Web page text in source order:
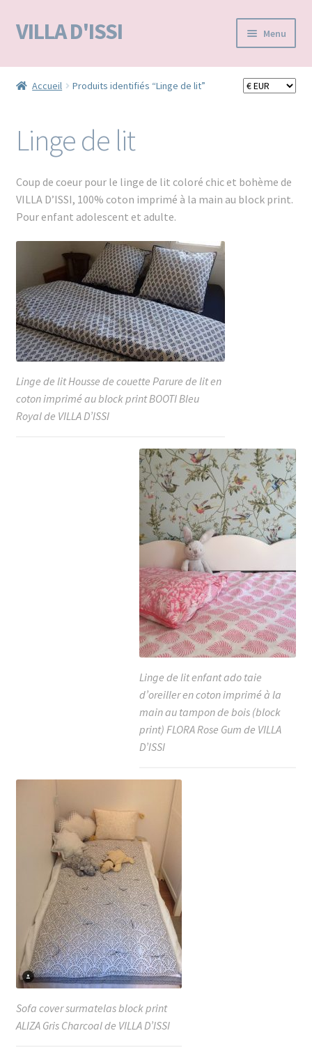
Aller
à
navigation
Aller
au
VILLA D'ISSI Menu
Accueil
VILLA D’ISSI DANS LA PRESSE
MA LISTE D'ENVIES / WISHLIST –
Accueil Produits identifiés “Linge de lit”
Linge de lit
Coup de coeur pour le linge de lit coloré chic et bohème de
VILLA D’ISSI, 100% coton imprimé à la main au block print.
Pour enfant adolescent et adulte.
Linge de lit Housse de couette Parure de lit en
coton imprimé au block print BOOTI Bleu
Royal de VILLA D’ISSI
Linge de lit enfant ado taie
d’oreiller en coton imprimé à la
main au tampon de bois (block
print) FLORA Rose Gum de VILLA
D’ISSI
Sofa cover surmatelas block print
ALIZA Gris Charcoal de VILLA D’ISSI